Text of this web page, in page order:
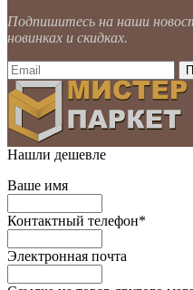
Подпишитесь на наши
новинках и скидках.
Нашли дешевле
Ваше имя
Контактный телефон*
Электронная почта